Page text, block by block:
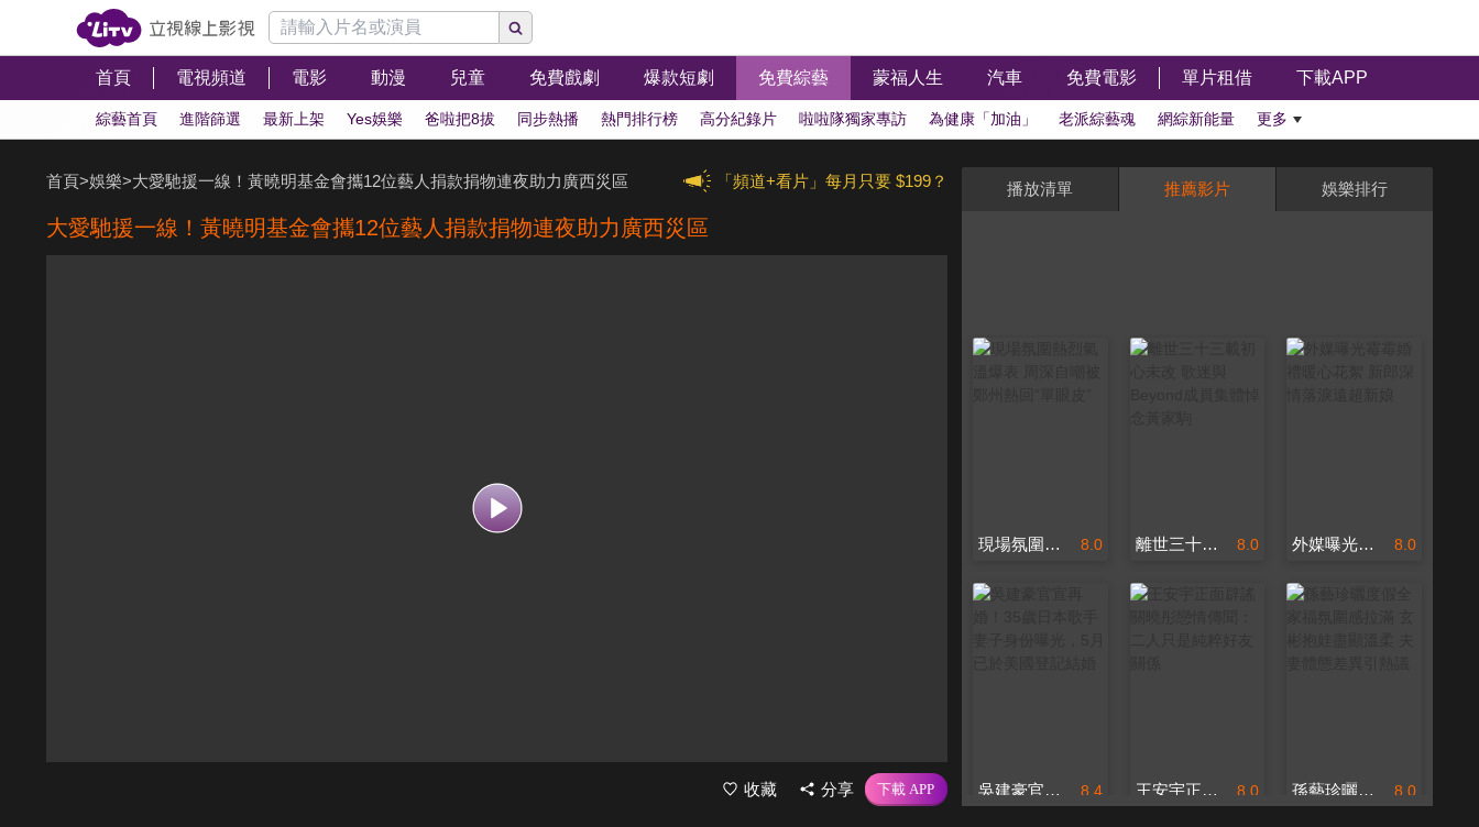
首頁 電視頻道 電影 動漫 兒童 免費戲劇 爆款短劇 免費綜藝 蒙福人生 汽車 免費電影 單片租借 下載APP
綜藝首頁 進階篩選 最新上架 Yes娛樂 爸啦把8拔 同步熱播 熱門排行榜 高分紀錄片 啦啦隊獨家專訪 為健康「加油」 老派綜藝魂 網綜新能量 更多
「頻道+看片」每月只要 $199？
首頁>娛樂>大愛馳援一線！黃曉明基金會攜12位藝人捐款捐物連夜助力廣西災區
大愛馳援一線！黃曉明基金會攜12位藝人捐款捐物連夜助力廣西災區
收藏 分享
播放清單 推薦影片 娛樂排行
8.0
現場氛圍熱烈氣溫爆表 周深自嘲被鄭州熱回“單眼皮” 8.0
離世三十三載初心未改 歌迷與Beyond成員集體悼念黃家駒 8.0
外媒曝光霉霉婚禮暖心花絮 新郎深情落淚遠超新娘
8.4
吳建豪官宣再婚！35歲日本歌手妻子身份曝光，5月已於美國登記結婚 8.0
王安宇正面辟謠關曉彤戀情傳聞：二人只是純粹好友關係 8.0
孫藝珍曬度假全家福氛圍感拉滿 玄彬抱娃盡顯溫柔 夫妻體態差異引熱議